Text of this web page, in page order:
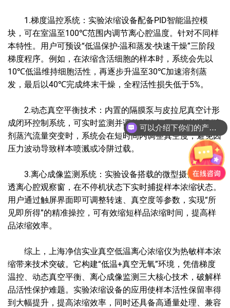
1.梯度温控系统：实验浓缩设备配备PID智能温控模
块，可在室温至100℃范围内调节离心腔温度。针对不同样
本特性。用户可预设“低温保护-温和蒸发-快速干燥”三阶段
梯度程序。例如，在浓缩含活细胞的样本时，系统会先以
10℃低温维持细胞活性，再逐步升温至30℃加速溶剂蒸
发，最后以40℃完成终末干燥，全程活性损失低于5%。
2.动态真空平衡技术：内置的隔膜泵与皮拉尼真空计形
成闭环控制系统，可实时监测并调整腔体气压。当检测到溶
剂蒸汽流量突变时，系统会在短时间内调整真空度，避免因
压力波动导致样本喷溅或冷阱过载。
3.离心成像监测系统：实验设备搭载的微型摄像头可穿
透离心腔观察窗，在不停机状态下实时捕捉样本浓缩状态。
用户通过触屏界面即可调整转速、真空度等参数，实现“所
见即所得”的精准操控，可有效缩短样品浓缩时间，提高样
品浓缩效率。
综上，上海净信实业真空低温离心浓缩仪为热敏样本浓
缩带来技术突破。它构建“低温+真空无氧”环境，凭借梯度
温控、动态真空平衡、离心成像监测三大核心技术，破解样
品活性保护难题。实验浓缩设备的应用使样本活性保留率得
到大幅提升， 提高浓缩效率，同时还具备高通量处理、兼容
可以介绍下你们的产品么?